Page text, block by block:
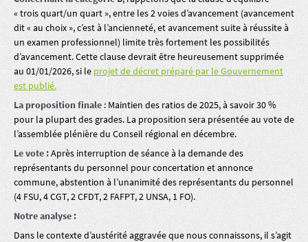
« trois quart/un quart », entre les 2 voies d’avancement (avancement
dit « au choix », c’est à l’ancienneté, et avancement suite à réussite à
un examen professionnel) limite très fortement les possibilités
d’avancement. Cette clause devrait être heureusement supprimée
au 01/01/2026, si le projet de décret préparé par le Gouvernement
est publié.
La proposition finale : Maintien des ratios de 2025, à savoir 30 %
pour la plupart des grades. La proposition sera présentée au vote de
l’assemblée plénière du Conseil régional en décembre.
Le vote :Après interruption de séance à la demande des
représentants du personnel pour concertation et annonce
commune, abstention à l’unanimité des représentants du personnel
(4 FSU, 4 CGT, 2 CFDT, 2 FAFPT, 2 UNSA, 1 FO).
Notre analyse :
Dans le contexte d’austérité aggravée que nous connaissons, il s’agit